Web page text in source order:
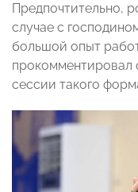
Предпочтительно,
случае с
большой опыт
прокомментировал
сессии такого